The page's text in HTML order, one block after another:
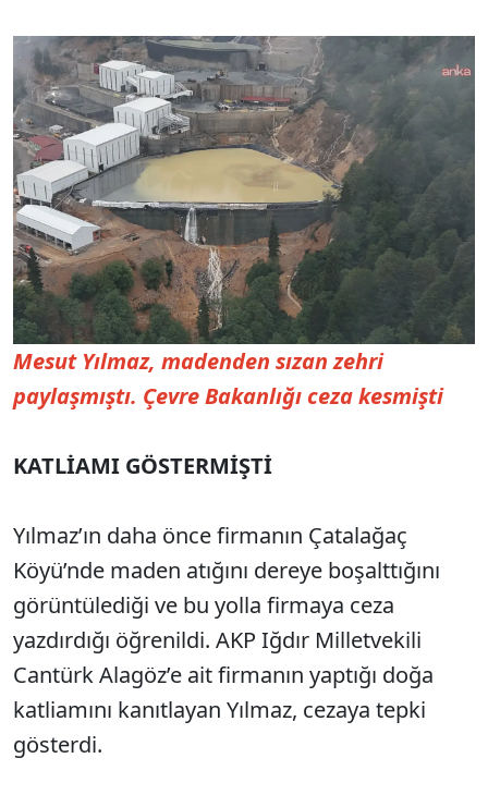
Mesut Yılmaz, madenden sızan zehri
paylaşmıştı. Çevre Bakanlığı ceza kesmişti
KATLİAMI GÖSTERMİŞTİ
Yılmaz’ın daha önce firmanın Çatalağaç
Köyü’nde maden atığını dereye boşalttığını
görüntülediği ve bu yolla firmaya ceza
yazdırdığı öğrenildi. AKP Iğdır Milletvekili
Cantürk Alagöz’e ait firmanın yaptığı doğa
katliamını kanıtlayan Yılmaz, cezaya tepki
gösterdi.